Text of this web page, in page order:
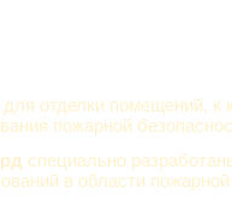
отделки помещений, к
пожарной
специально
в области пожарной